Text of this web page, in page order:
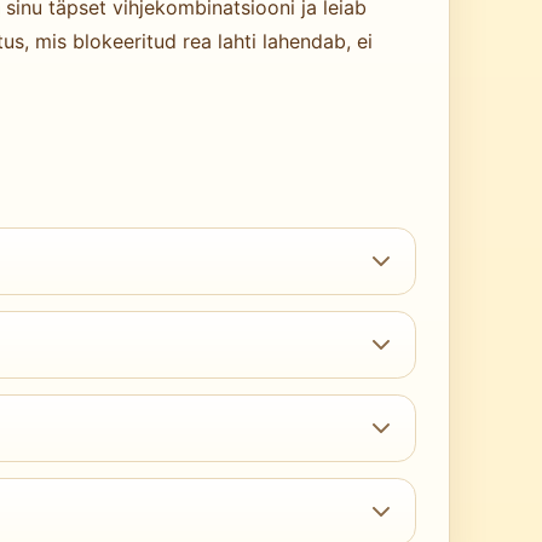
sinu täpset vihjekombinatsiooni ja leiab
mis blokeeritud rea lahti lahendab, ei
6-lahtriliste ridade aritmeetika toob
puslet.
ja stiliseeritud tegelased.
20 kuni 28 lahtrit 36-st. Ülejäänud
täielikku läbimist.